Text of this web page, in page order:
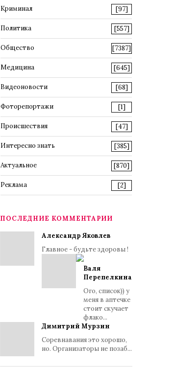
Криминал [97]
Политика [557]
Общество [7387]
Медицина [645]
Видеоновости [68]
Фоторепортажи [1]
Происшествия [47]
Интересно знать [385]
Актуальное [870]
Реклама [2]
ПОСЛЕДНИЕ КОММЕНТАРИИ
Александр Яковлев
Главное - будьте здоровы !
Валя
Перепелкина
Ого, список)) у
меня в аптечке
стоит скучает
флако...
Димитрий Мурзин
Соревнавания это хорошо,
но. Организаторы не позаб...